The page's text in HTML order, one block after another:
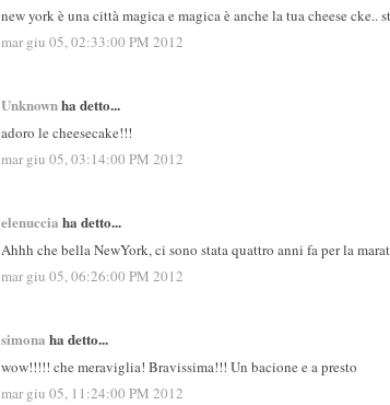
new york è una città magica e magica è anche la tua cheese cke..
mar giu 05, 02:33:00 PM 2012
Unknownha detto...
adoro le cheesecake!!!
mar giu 05, 03:14:00 PM 2012
elenuccia ha detto...
Ahhh che bella NewYork, ci sono stata quattro anni fa per la
mar giu 05, 06:26:00 PM 2012
simona ha detto...
wow!!!!! che meraviglia! Bravissima!!! Un bacione e a presto
mar giu 05, 11:24:00 PM 2012